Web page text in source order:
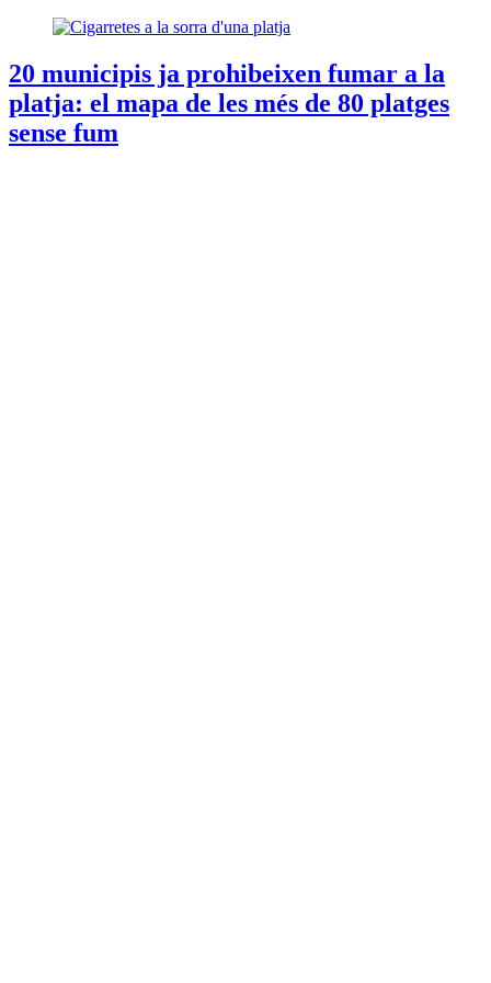
20 municipis ja prohibeixen fumar a la
platja: el mapa de les més de 80 platges
sense fum